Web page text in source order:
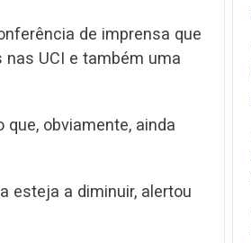
de imprensa que
UCI e também uma
obviamente, ainda
esteja a diminuir, alertou